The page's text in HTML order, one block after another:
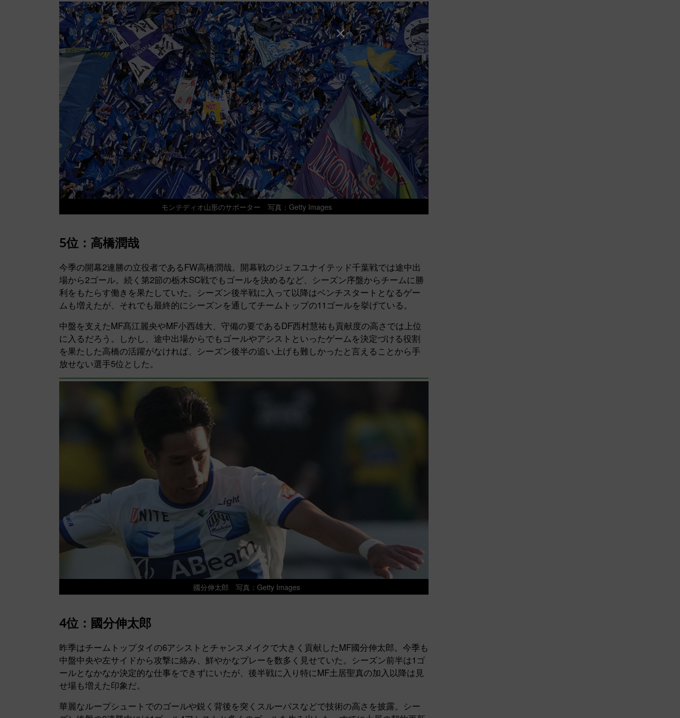
モンテディオ山形のサポーター 写真：Getty Images
5位：高橋潤哉
今季の開幕2連勝の立役者であるFW高橋潤哉。開幕戦のジェフユナイテッド千葉戦では途中出
場から2ゴール。続く第2節の栃木SC戦でもゴールを決めるなど、シーズン序盤からチームに勝
利をもたらす働きを果たしていた。シーズン後半戦に入って以降はベンチスタートとなるゲー
ムも増えたが、それでも最終的にシーズンを通してチームトップの11ゴールを挙げている。
中盤を支えたMF髙江麗央やMF小西雄大、守備の要であるDF西村慧祐も貢献度の高さでは上位
に入るだろう。しかし、途中出場からでもゴールやアシストといったゲームを決定づける役割
を果たした高橋の活躍がなければ、シーズン後半の追い上げも難しかったと言えることから手
放せない選手5位とした。
國分伸太郎 写真：Getty Images
4位：國分伸太郎
昨季はチームトップタイの6アシストとチャンスメイクで大きく貢献したMF國分伸太郎。今季も
中盤中央や左サイドから攻撃に絡み、鮮やかなプレーを数多く見せていた。シーズン前半は1ゴ
ールとなかなか決定的な仕事をできずにいたが、後半戦に入り特にMF土居聖真の加入以降は見
せ場も増えた印象だ。
華麗なループシュートでのゴールや鋭く背後を突くスルーパスなどで技術の高さを披露。シー